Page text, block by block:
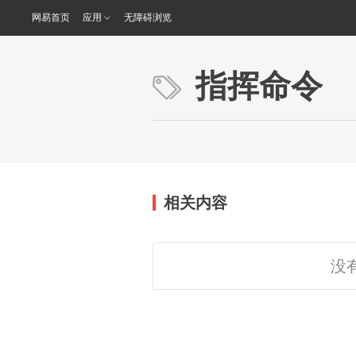
网易首页 应用 无障碍浏览
指挥命令
相关内容
没